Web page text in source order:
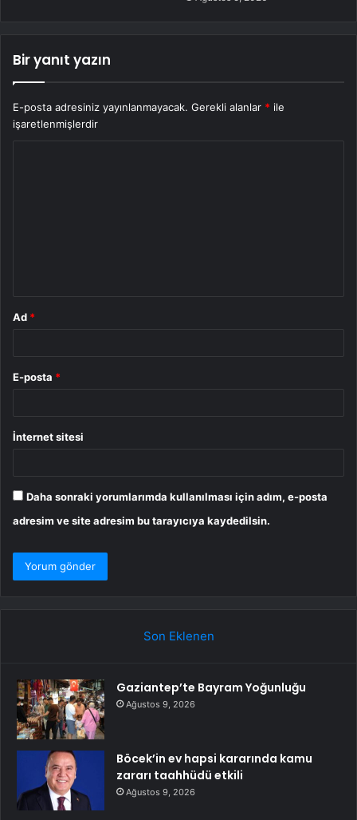
Bir yanıt yazın
E-posta adresiniz yayınlanmayacak. Gerekli alanlar * ile
işaretlenmişlerdir
Ad *
E-posta *
İnternet sitesi
Daha sonraki yorumlarımda kullanılması için adım, e-posta
adresim ve site adresim bu tarayıcıya kaydedilsin.
Son Eklenen
Gaziantep’te Bayram Yoğunluğu
Ağustos 9, 2026
Böcek’in ev hapsi kararında kamu
zararı taahhüdü etkili
Ağustos 9, 2026